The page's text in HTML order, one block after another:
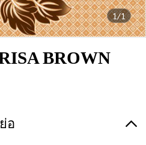
1/1
BROWN
อ